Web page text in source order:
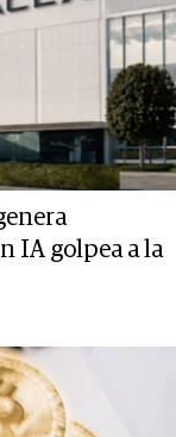
IA golpea a la